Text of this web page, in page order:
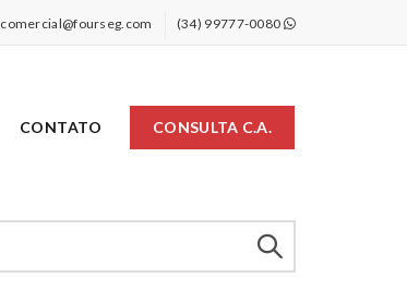
comercial@fourseg.com (34) 99777-0080
CONTATO CONSULTA C.A.